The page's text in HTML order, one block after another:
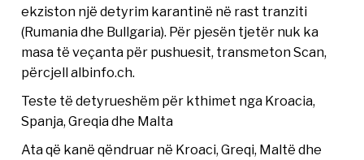
ekziston një detyrim karantinë në rast tranziti
(Rumania dhe Bullgaria). Për pjesën tjetër nuk ka
masa të veçanta për pushuesit, transmeton Scan,
përcjell albinfo.ch.
Teste të detyrueshëm për kthimet nga Kroacia,
Spanja, Greqia dhe Malta
Ata që kanë qëndruar në Kroaci, Greqi, Maltë dhe